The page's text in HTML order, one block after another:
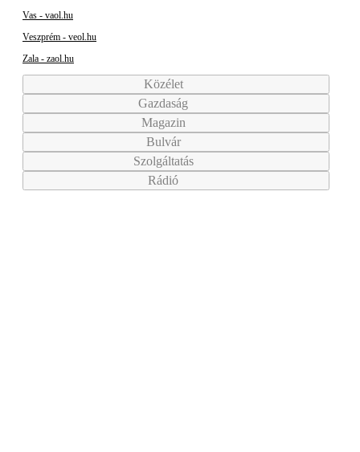
Vas - vaol.hu
Veszprém - veol.hu
Zala - zaol.hu
Közélet
Gazdaság
Magazin
Bulvár
Szolgáltatás
Rádió